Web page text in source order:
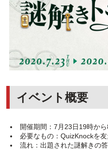
イベント概要
開催期間：7月23日19時か
必要なもの：QuizKnockを
流れ：出題された謎解きの